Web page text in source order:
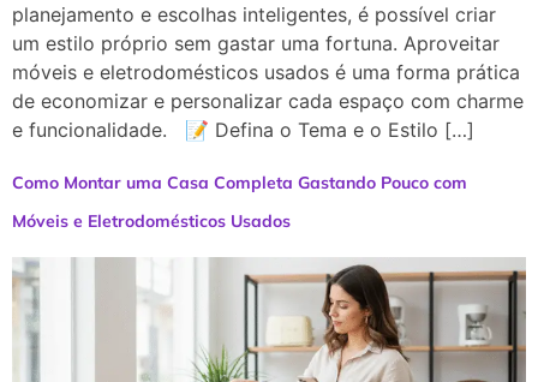
planejamento e escolhas inteligentes, é possível criar
um estilo próprio sem gastar uma fortuna. Aproveitar
móveis e eletrodomésticos usados é uma forma prática
de economizar e personalizar cada espaço com charme
e funcionalidade. 📝 Defina o Tema e o Estilo […]
Como Montar uma Casa Completa Gastando Pouco com
Móveis e Eletrodomésticos Usados